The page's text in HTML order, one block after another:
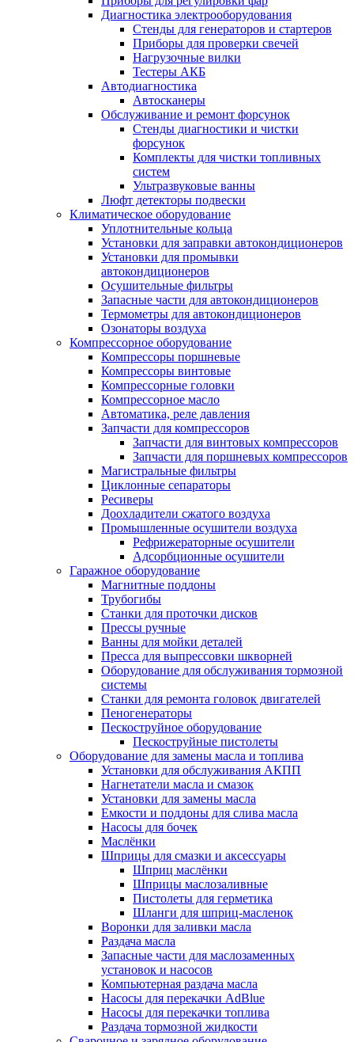
Диагностика электрооборудования
Стенды для генераторов и стартеров
Приборы для проверки свечей
Нагрузочные вилки
Тестеры АКБ
Автодиагностика
Автосканеры
Обслуживание и ремонт форсунок
Стенды диагностики и чистки
форсунок
Комплекты для чистки топливных
систем
Ультразвуковые ванны
Люфт детекторы подвески
Климатическое оборудование
Уплотнительные кольца
Установки для заправки автокондиционеров
Установки для промывки
автокондиционеров
Осушительные фильтры
Запасные части для автокондиционеров
Термометры для автокондиционеров
Озонаторы воздуха
Компрессорное оборудование
Компрессоры поршневые
Компрессоры винтовые
Компрессорные головки
Компрессорное масло
Автоматика, реле давления
Запчасти для компрессоров
Запчасти для винтовых компрессоров
Запчасти для поршневых компрессоров
Магистральные фильтры
Циклонные сепараторы
Ресиверы
Доохладители сжатого воздуха
Промышленные осушители воздуха
Рефрижераторные осушители
Адсорбционные осушители
Гаражное оборудование
Магнитные поддоны
Трубогибы
Станки для проточки дисков
Прессы ручные
Ванны для мойки деталей
Пресса для выпрессовки шкворней
Оборудование для обслуживания тормозной
системы
Станки для ремонта головок двигателей
Пеногенераторы
Пескоструйное оборудование
Пескоструйные пистолеты
Оборудование для замены масла и топлива
Установки для обслуживания АКПП
Нагнетатели масла и смазок
Установки для замены масла
Емкости и поддоны для слива масла
Насосы для бочек
Маслёнки
Шприцы для смазки и аксессуары
Шприц маслёнки
Шприцы маслозаливные
Пистолеты для герметика
Шланги для шприц-масленок
Воронки для заливки масла
Раздача масла
Запасные части для маслозаменных
установок и насосов
Компьютерная раздача масла
Насосы для перекачки AdBlue
Насосы для перекачки топлива
Раздача тормозной жидкости